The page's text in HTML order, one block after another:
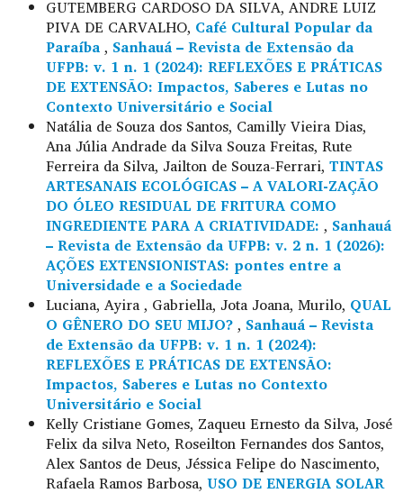
GUTEMBERG CARDOSO DA SILVA, ANDRE LUIZ
PIVA DE CARVALHO, Café Cultural Popular da
Paraíba, Sanhauá – Revista de Extensão da
UFPB: v. 1 n. 1 (2024): REFLEXÕES E PRÁTICAS
DE EXTENSÃO: Impactos, Saberes e Lutas no
Contexto Universitário e Social
Natália de Souza dos Santos, Camilly Vieira Dias,
Ana Júlia Andrade da Silva Souza Freitas, Rute
Ferreira da Silva, Jailton de Souza-Ferrari,TINTAS
ARTESANAIS ECOLÓGICAS – A VALORI-ZAÇÃO
DO ÓLEO RESIDUAL DE FRITURA COMO
INGREDIENTE PARA A CRIATIVIDADE:, Sanhauá
– Revista de Extensão da UFPB: v. 2 n. 1 (2026):
AÇÕES EXTENSIONISTAS: pontes entre a
Universidade e a Sociedade
Luciana, Ayira , Gabriella, Jota Joana, Murilo, QUAL
O GÊNERO DO SEU MIJO?, Sanhauá – Revista
de Extensão da UFPB: v. 1 n. 1 (2024):
REFLEXÕES E PRÁTICAS DE EXTENSÃO:
Impactos, Saberes e Lutas no Contexto
Universitário e Social
Kelly Cristiane Gomes, Zaqueu Ernesto da Silva, José
Felix da silva Neto, Roseilton Fernandes dos Santos,
Alex Santos de Deus, Jéssica Felipe do Nascimento,
Rafaela Ramos Barbosa,USO DE ENERGIA SOLAR